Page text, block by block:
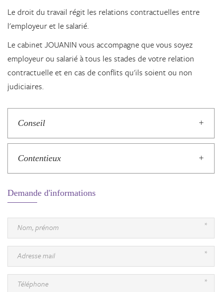
Le droit du travail régit les relations contractuelles entre
l'employeur et le salarié.
Le cabinet JOUANIN vous accompagne que vous soyez
employeur ou salarié à tous les stades de votre relation
contractuelle et en cas de conflits qu'ils soient ou non
judiciaires.
Conseil
Contentieux
Demande d'informations
Nom, prénom *
Adresse mail *
Téléphone *